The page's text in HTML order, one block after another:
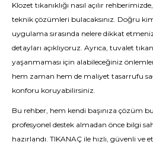
Klozet tıkanıklığı nasıl açılır
teknik çözümleri bulacaksınız. Doğru
uygulama sırasında nelere dikkat
detayları açıklıyoruz. Ayrıca, tuvalet
yaşanmaması için alabileceğiniz
hem zaman hem de maliyet tasarrufu
konforu koruyabilirsiniz.
Bu rehber, hem kendi başınıza çözüm
profesyonel destek almadan önce bilgi
hazırlandı. TIKANAÇ ile hızlı, güvenli ve